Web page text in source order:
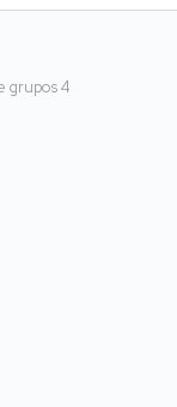
grupos 4